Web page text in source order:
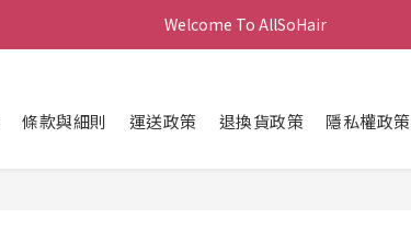
Welcome To AllSoHair
條款與細則 運送政策 退換貨政策 隱私權政策